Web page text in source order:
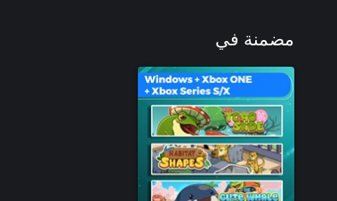
Toad Slide (Xbox Series)مضمنة في